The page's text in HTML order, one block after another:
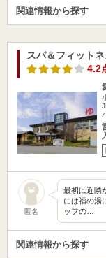
関連情報から探す
スパ＆フィット
4.2
匿名
最初は近隣
には福の湯
ッフの…
関連情報から探す